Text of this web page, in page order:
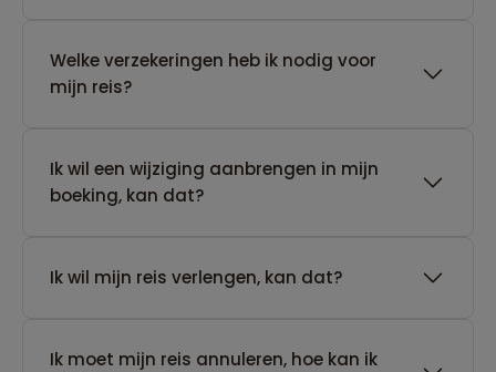
Welke verzekeringen heb ik nodig voor
mijn reis?
Ik wil een wijziging aanbrengen in mijn
boeking, kan dat?
Ik wil mijn reis verlengen, kan dat?
Ik moet mijn reis annuleren, hoe kan ik